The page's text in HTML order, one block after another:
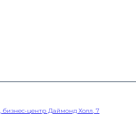
бизнес-центр Даймонд Холл, 7